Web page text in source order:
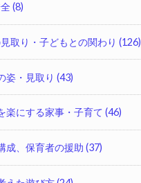
全(8)
取り・子どもとの関わり(126)
姿・見取り (43)
楽にする家事・子育て (46)
成、保育者の援助 (37)